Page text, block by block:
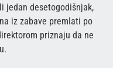
jedan desetogodišnjak,
iz zabave premlati po
priznaju da ne